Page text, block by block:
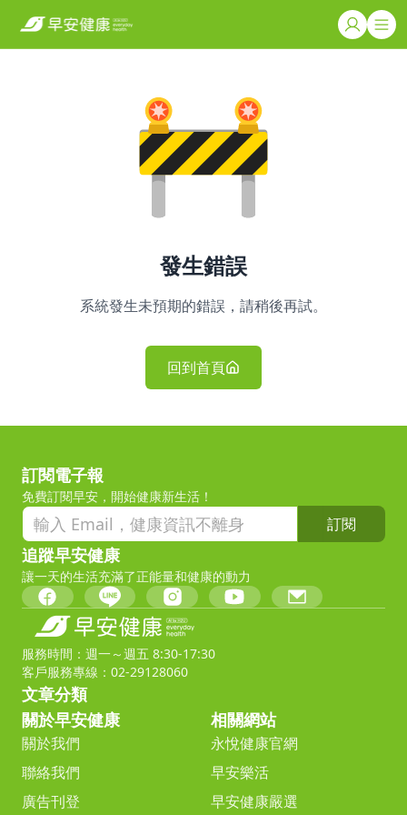
發生錯誤
系統發生未預期的錯誤，請稍後再試。
回到首頁
訂閱電子報
免費訂閱早安，開始健康新生活！
訂閱
追蹤早安健康
讓一天的生活充滿了正能量和健康的動力
服務時間：週一～週五 8:30-17:30
客戶服務專線：02-29128060
文章分類
關於早安健康
關於我們
聯絡我們
廣告刊登
相關網站
永悅健康官網
早安樂活
早安健康嚴選